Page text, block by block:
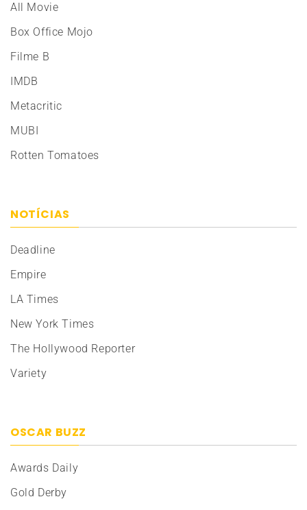
All Movie
Box Office Mojo
Filme B
IMDB
Metacritic
MUBI
Rotten Tomatoes
NOTÍCIAS
Deadline
Empire
LA Times
New York Times
The Hollywood Reporter
Variety
OSCAR BUZZ
Awards Daily
Gold Derby